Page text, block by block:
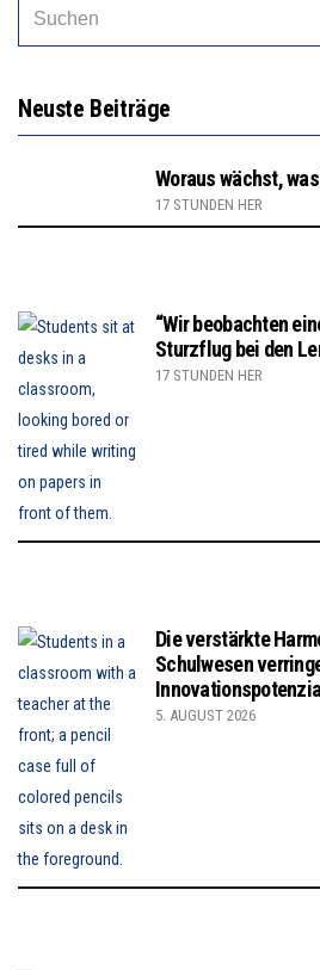
Neuste Beiträge
Woraus wächst,
17 STUNDEN HER
“Wir beobachten
Sturzflug bei den
17 STUNDEN HER
Die verstärkte
Schulwesen
5. AUGUST 2026